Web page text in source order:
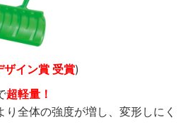
ザイン賞 受賞)
超軽量！
り全体の強度が増し、変形しにく